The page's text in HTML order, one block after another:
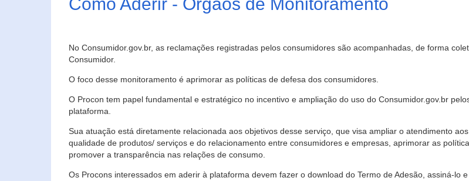
No Consumidor.gov.br, as reclamações registradas pelos consumidores são acompanhadas, de forma
Consumidor.
O foco desse monitoramento é aprimorar as políticas de defesa dos consumidores.
O Procon tem papel fundamental e estratégico no incentivo e ampliação do uso do Consumidor.gov.br
plataforma.
Sua atuação está diretamente relacionada aos objetivos desse serviço, que visa ampliar o atendimento
qualidade de produtos/ serviços e do relacionamento entre consumidores e empresas, aprimorar as
promover a transparência nas relações de consumo.
Os Procons interessados em aderir à plataforma devem fazer o download do Termo de Adesão, assiná-lo